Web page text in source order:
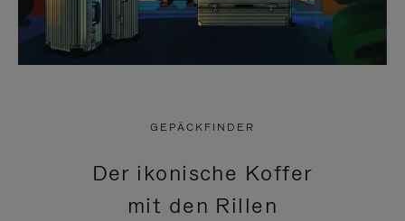
GEPÄCKFINDER
Der ikonische Koffer
mit den Rillen